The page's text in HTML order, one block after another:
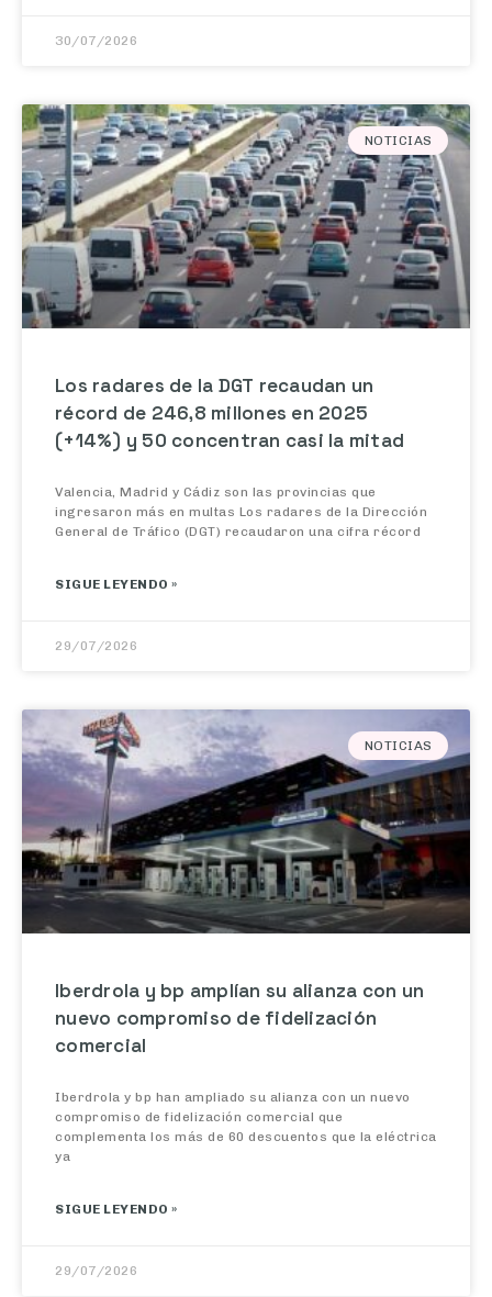
30/07/2026
NOTICIAS
Los radares de la DGT recaudan un
récord de 246,8 millones en 2025
(+14%) y 50 concentran casi la mitad
Valencia, Madrid y Cádiz son las provincias que
ingresaron más en multas Los radares de la Dirección
General de Tráfico (DGT) recaudaron una cifra récord
SIGUE LEYENDO »
29/07/2026
NOTICIAS
Iberdrola y bp amplían su alianza con un
nuevo compromiso de fidelización
comercial
Iberdrola y bp han ampliado su alianza con un nuevo
compromiso de fidelización comercial que
complementa los más de 60 descuentos que la eléctrica
ya
SIGUE LEYENDO »
29/07/2026